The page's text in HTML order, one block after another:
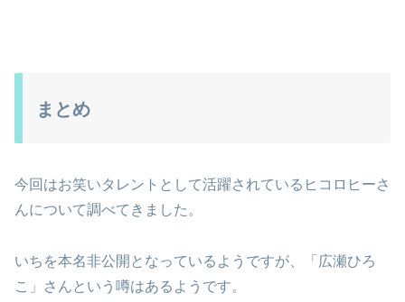
まとめ
今回はお笑いタレントとして活躍されているヒコロヒーさ
んについて調べてきました。
いちを本名非公開となっているようですが、「広瀬ひろ
こ」さんという噂はあるようです。